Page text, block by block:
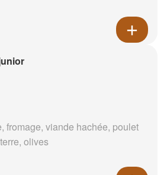
fromage, viande hachée, poulet
olives